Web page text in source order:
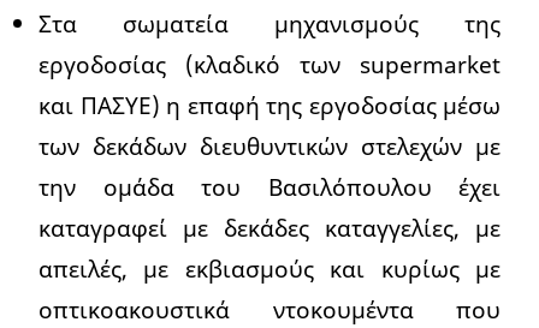
Στα σωματεία μηχανισμούς της
εργοδοσίας (κλαδικό των supermarket
και ΠΑΣΥΕ) η επαφή της εργοδοσίας μέσω
των δεκάδων διευθυντικών στελεχών με
την ομάδα του Βασιλόπουλου έχει
καταγραφεί με δεκάδες καταγγελίες, με
απειλές, με εκβιασμούς και κυρίως με
οπτικοακουστικά ντοκουμέντα που